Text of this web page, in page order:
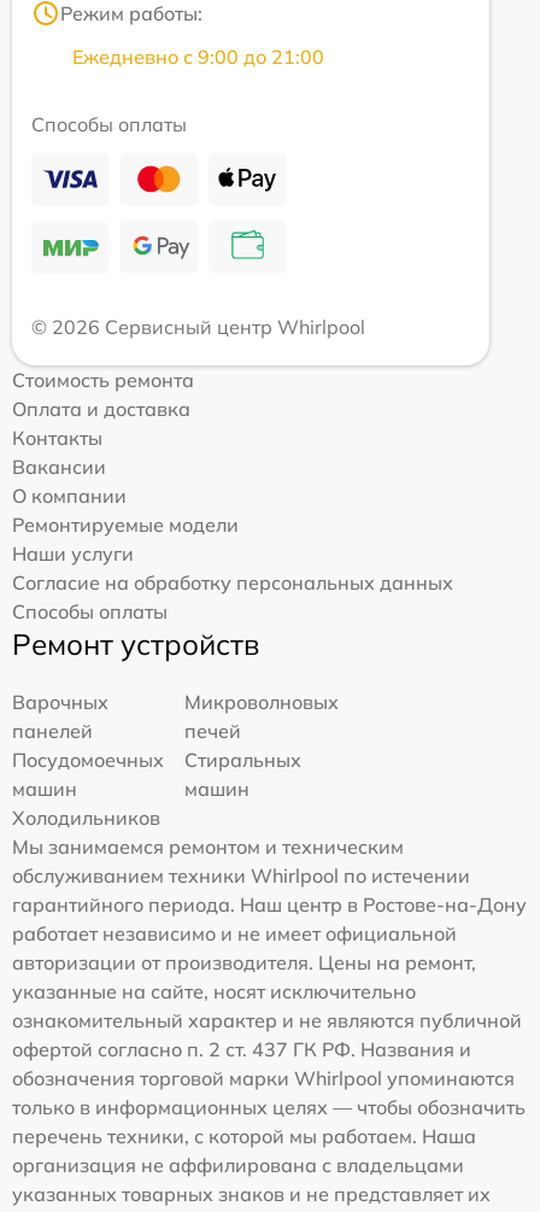
Режим работы:
Ежедневно с 9:00 до 21:00
Способы оплаты
© 2026 Сервисный центр Whirlpool
Стоимость ремонта
Оплата и доставка
Контакты
Вакансии
О компании
Ремонтируемые модели
Наши услуги
Согласие на обработку персональных данных
Способы оплаты
Ремонт устройств
Варочных
панелей
Микроволновых
печей
Посудомоечных
машин
Стиральных
машин
Холодильников
Мы занимаемся ремонтом и техническим
обслуживанием техники Whirlpool по истечении
гарантийного периода. Наш центр в Ростове-на-Дону
работает независимо и не имеет официальной
авторизации от производителя. Цены на ремонт,
указанные на сайте, носят исключительно
ознакомительный характер и не являются публичной
офертой согласно п. 2 ст. 437 ГК РФ. Названия и
обозначения торговой марки Whirlpool упоминаются
только в информационных целях — чтобы обозначить
перечень техники, с которой мы работаем. Наша
организация не аффилирована с владельцами
указанных товарных знаков и не представляет их